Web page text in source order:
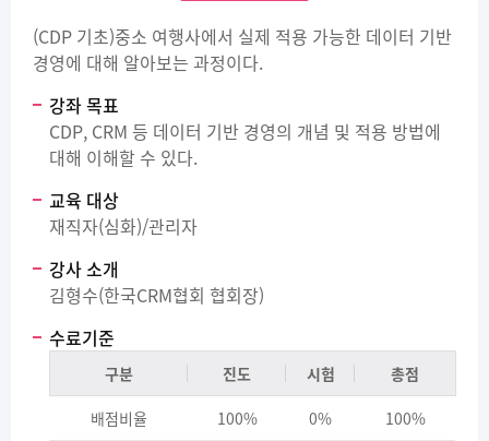
(CDP 기초)중소 여행사에서 실제 적용 가능한 데이터 기반
경영에 대해 알아보는 과정이다.
강좌 목표
CDP, CRM 등 데이터 기반 경영의 개념 및 적용 방법에
대해 이해할 수 있다.
교육 대상
재직자(심화)/관리자
강사 소개
김형수(한국CRM협회 협회장)
수료기준
구분 진도 시험 총점
배점비율 100% 0% 100%